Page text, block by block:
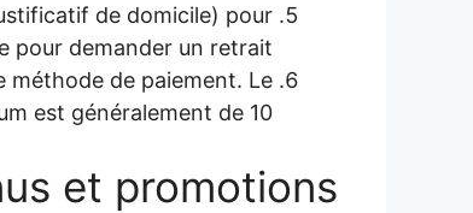
de domicile) pour
pour demander un retrait.
de paiement. Le
est généralement de 10 €.
et promotions